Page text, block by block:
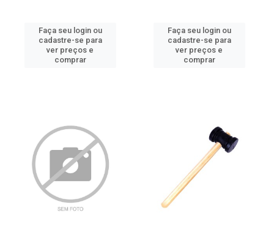
Faça seu login ou
cadastre-se para
ver preços e
comprar
Faça seu login ou
cadastre-se para
ver preços e
comprar